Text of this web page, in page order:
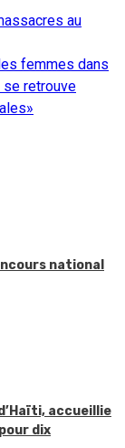
au
femmes dans
retrouve
national
accueillie
dix